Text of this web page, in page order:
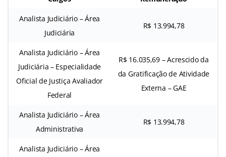
Analista Judiciário – Área
Judiciária
R$ 13.994,78
Analista Judiciário – Área
Judiciária – Especialidade
Oficial de Justiça Avaliador
Federal
R$ 16.035,69 – Acrescido da
da Gratificação de Atividade
Externa – GAE
Analista Judiciário – Área
Administrativa
R$ 13.994,78
Analista Judiciário – Área